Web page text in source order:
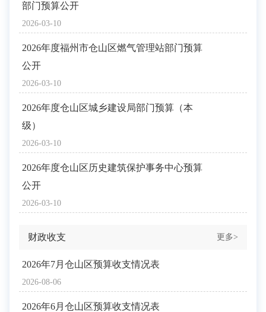
2026-03-10
部门预算公开
2026-03-10
2026年度福州市仓山区燃气管理站部门预算
公开
2026-03-10
2026年度仓山区城乡建设局部门预算（本
级）
2026-03-10
2026年度仓山区历史建筑保护事务中心预算
公开
财政收支 更多>
2026-08-06
2026年7月仓山区预算收支情况表
2026年6月仓山区预算收支情况表